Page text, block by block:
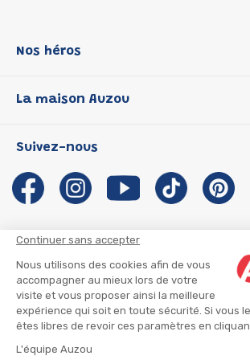
Continuer sans accepter
Nous utilisons des cookies afin de vous
accompagner au mieux lors de votre
visite et vous proposer ainsi la meilleure
expérience qui soit en toute sécurité. Si vous
êtes libres de revoir ces paramètres en
L'équipe Auzou
Nos héros
P'tit Loup
Les Influenceuses
Migali
Petite Taupe
La maison Auzou
Notre histoire
Auzou s'engage
Auteurs et illustrateurs Auzou
Suivre mon colis
Infos consommateur
Suivez-nous
CGU
CGV
Mentions légales